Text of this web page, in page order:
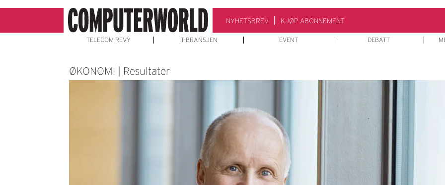
NYHETSBREV KJØP ABONNEMENT
TELECOM REVY IT-BRANSJEN EVENT DEBATT
ØKONOMI | Resultater